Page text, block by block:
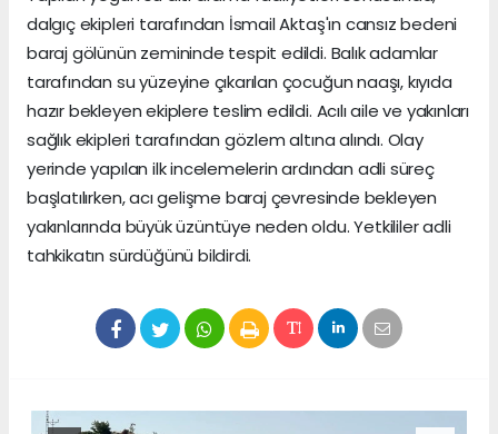
dalgıç ekipleri tarafından İsmail Aktaş'ın cansız bedeni
baraj gölünün zemininde tespit edildi. Balık adamlar
tarafından su yüzeyine çıkarılan çocuğun naaşı, kıyıda
hazır bekleyen ekiplere teslim edildi. Acılı aile ve yakınları
sağlık ekipleri tarafından gözlem altına alındı. Olay
yerinde yapılan ilk incelemelerin ardından adli süreç
başlatılırken, acı gelişme baraj çevresinde bekleyen
yakınlarında büyük üzüntüye neden oldu. Yetkililer adli
tahkikatın sürdüğünü bildirdi.